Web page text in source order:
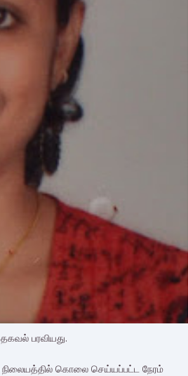
பரவியது.
கொலை செய்யப்பட்ட நேரம்